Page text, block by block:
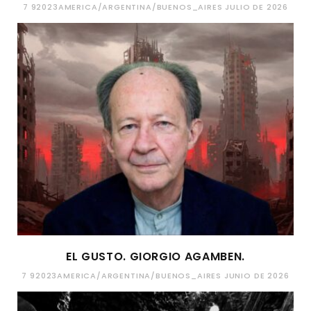
7 92023AMERICA/ARGENTINA/BUENOS_AIRES JULIO DE 2026
EL GUSTO. GIORGIO AGAMBEN.
7 92023AMERICA/ARGENTINA/BUENOS_AIRES JUNIO DE 2026